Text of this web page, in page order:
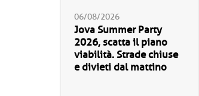
06/08/2026
Jova Summer Party
2026, scatta il piano
viabilità. Strade chiuse
e divieti dal mattino